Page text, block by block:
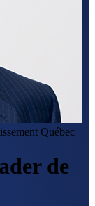
Québec
de